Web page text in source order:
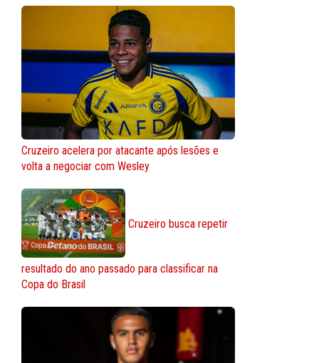
Cruzeiro acelera por atacante após lesões e
volta a negociar com Wesley
Cruzeiro busca repetir
resultado do ano passado para classificar na
Copa do Brasil